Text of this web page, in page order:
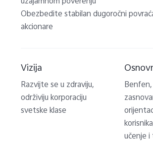
Obezbedite stabilan dugoročni
akcionare
Vizija
Razvijte se u zdraviju,
održiviju korporaciju
svetske klase
učenje